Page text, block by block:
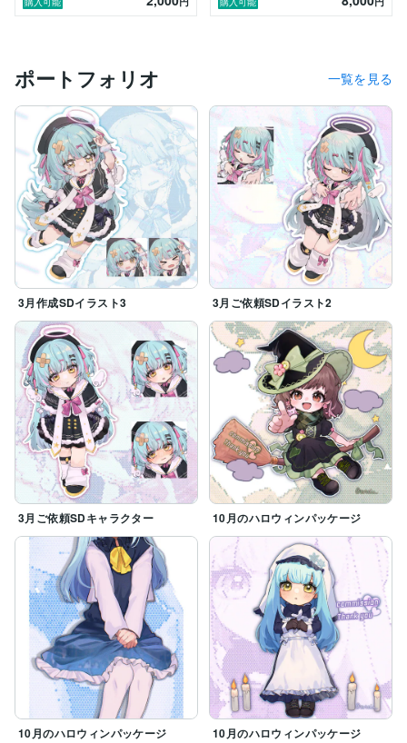
ポートフォリオ 一覧を見る
3月作成SDイラスト3 3月ご依頼SDイラスト2
3月ご依頼SDキャラクター 10月のハロウィンパッケージ
10月のハロウィンパッケージ 10月のハロウィンパッケージ